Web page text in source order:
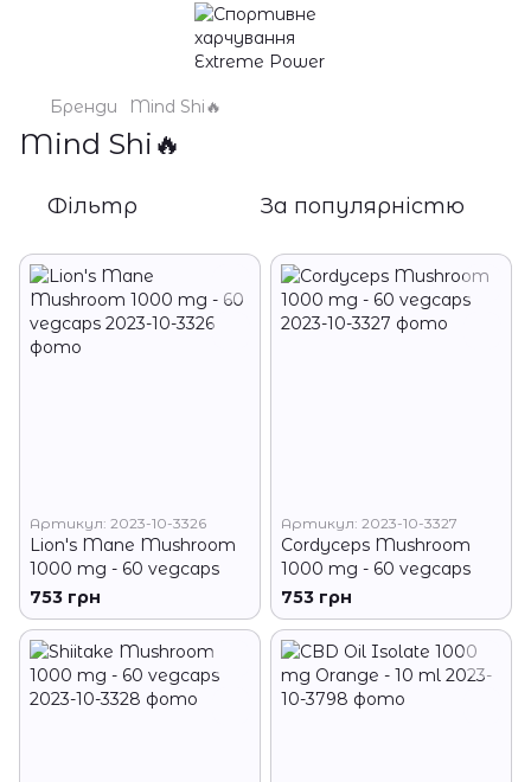
Бренди Mind Shi🔥
Mind Shi🔥
Фільтр За популярністю
Артикул: 2023-10-3326
Lion's Mane Mushroom
1000 mg - 60 vegcaps
753 грн
Артикул: 2023-10-3327
Cordyceps Mushroom
1000 mg - 60 vegcaps
753 грн